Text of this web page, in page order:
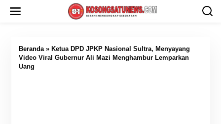
Beranda» Ketua DPD JPKP Nasional Sultra, Menyayang
Video Viral Gubernur Ali Mazi Menghambur Lemparkan
Uang